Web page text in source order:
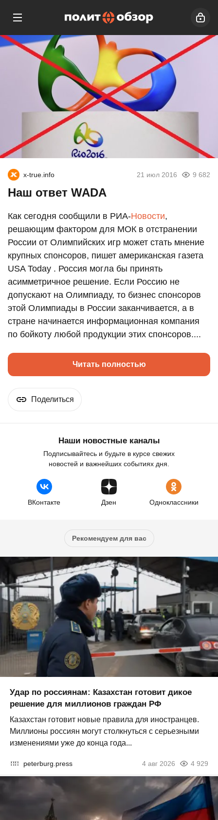
x-true.info 21 июл 2016 9 682
Наш ответ WADA
Как сегодня сообщили в РИА-Новости,
решающим фактором для МОК в отстранении
России от Олимпийских игр может стать мнение
крупных спонсоров, пишет американская газета
USA Today . Россия могла бы принять
асимметричное решение. Если Россию не
допускают на Олимпиаду, то бизнес спонсоров
этой Олимпиады в России заканчивается, а в
стране начинается информационная компания
по бойкоту любой продукции этих спонсоров....
Читать полностью
Поделиться
Наши новостные каналы
Подписывайтесь и будьте в курсе свежих
новостей и важнейших событиях дня.
ВКонтакте Дзен Одноклассники
Рекомендуем для вас
Удар по россиянам: Казахстан готовит дикое
решение для миллионов граждан РФ
Казахстан готовит новые правила для иностранцев.
Миллионы россиян могут столкнуться с серьезными
изменениями уже до конца года...
peterburg.press 4 авг 2026 4 929